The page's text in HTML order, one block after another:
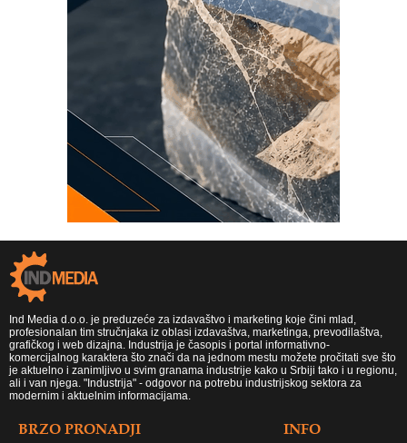
Ind Media d.o.o. je preduzeće za izdavaštvo i marketing koje čini mlad,
profesionalan tim stručnjaka iz oblasi izdavaštva, marketinga, prevodilaštva,
grafičkog i web dizajna. Industrija je časopis i portal informativno-
komercijalnog karaktera što znači da na jednom mestu možete pročitati sve što
je aktuelno i zanimljivo u svim granama industrije kako u Srbiji tako i u regionu,
ali i van njega. "Industrija" - odgovor na potrebu industrijskog sektora za
modernim i aktuelnim informacijama.
BRZO PRONADJI INFO